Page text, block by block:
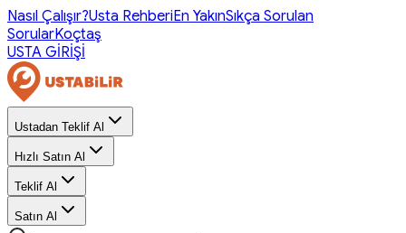
Nasıl Çalışır?Usta RehberiEn YakınSıkça Sorulan
SorularKoçtaş
USTA GİRİŞİ
Ustadan Teklif Al
Hızlı Satın Al
Teklif Al
Satın Al